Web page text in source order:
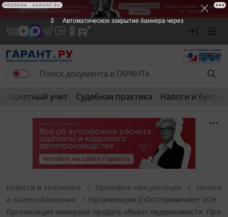
Бюджетный учет Судебная практика Налоги и
Новости и аналитика Правовые консультации
Налоги
и налогообложение
Организация (ООО) применяет УСН.
Организация намерена продать объект недвижимости. При
3 Автоматическое закрытие баннера через
РЕКЛАМА • GARANT.RU